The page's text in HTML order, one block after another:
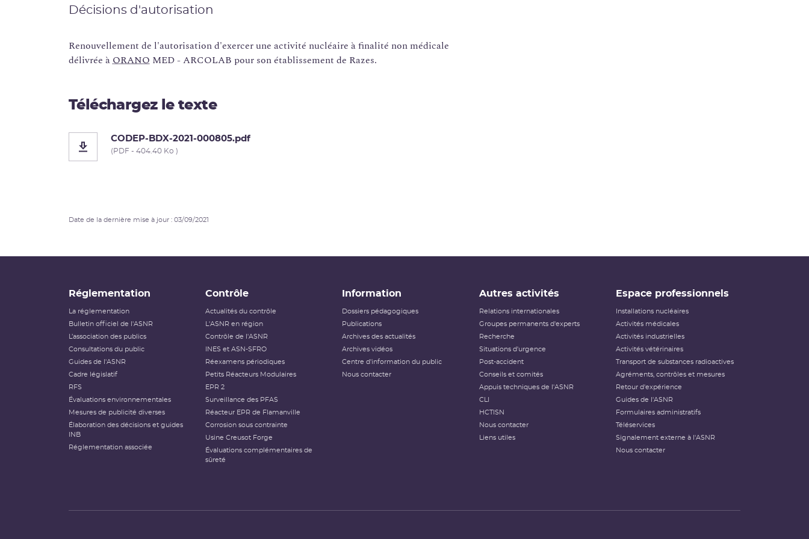
Décisions d'autorisation
Renouvellement de l'autorisation d'exercer une activité nucléaire à finalité non médicale
délivrée àORANO MED - ARCOLAB pour son établissement de Razes.
Téléchargez le texte
CODEP-BDX-2021-000805.pdf
(PDF - 404.40 Ko )
Date de la dernière mise à jour : 03/09/2021
Réglementation
La réglementation
Bulletin officiel de l'ASNR
L’association des publics
Consultations du public
Guides de l'ASNR
Cadre législatif
RFS
Évaluations environnementales
Mesures de publicité diverses
Élaboration des décisions et guides
INB
Réglementation associée
Contrôle
Actualités du contrôle
L'ASNR en région
Contrôle de l'ASNR
INES et ASN-SFRO
Réexamens périodiques
Petits Réacteurs Modulaires
EPR 2
Surveillance des PFAS
Réacteur EPR de Flamanville
Corrosion sous contrainte
Usine Creusot Forge
Évaluations complémentaires de
sûreté
Information
Dossiers pédagogiques
Publications
Archives des actualités
Archives vidéos
Centre d'information du public
Nous contacter
Autres activités
Relations internationales
Groupes permanents d'experts
Recherche
Situations d'urgence
Post-accident
Conseils et comités
Appuis techniques de l'ASNR
CLI
HCTISN
Nous contacter
Liens utiles
Espace professionnels
Installations nucléaires
Activités médicales
Activités industrielles
Activités vétérinaires
Transport de substances radioactives
Agréments, contrôles et mesures
Retour d'expérience
Guides de l'ASNR
Formulaires administratifs
Téléservices
Signalement externe à l'ASNR
Nous contacter